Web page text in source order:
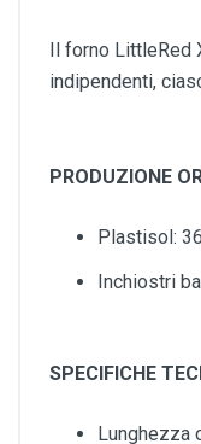
Il forno LittleRed
indipendenti,
PRODUZIONE
Plastisol:
Inchiostri
SPECIFICHE
Lunghezza